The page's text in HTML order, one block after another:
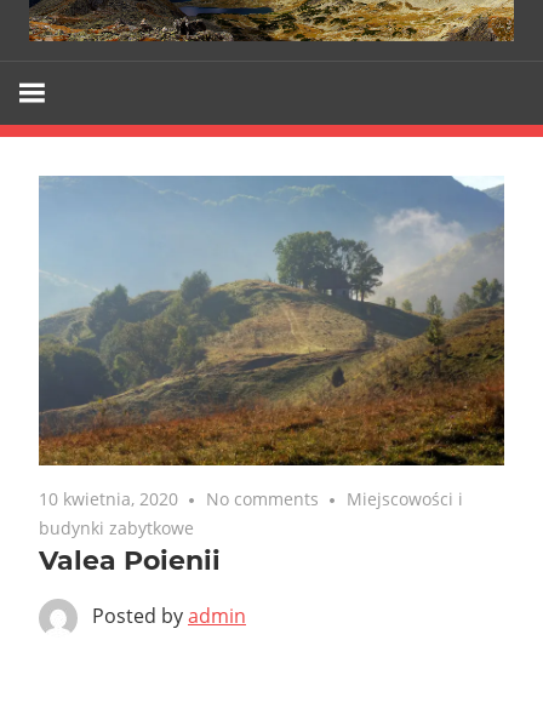
10 kwietnia, 2020 No comments
Miejscowości i
budynki zabytkowe
Valea Poienii
Posted byadmin